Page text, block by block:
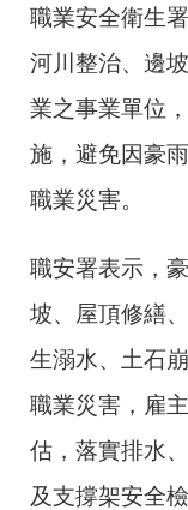
職業安全衛生
河川整治、邊
業之事業單位
施，避免因豪
職業災害。
職安署表示，
坡、屋頂修繕
生溺水、土石
職業災害，雇
估，落實排水
及支撐架安全